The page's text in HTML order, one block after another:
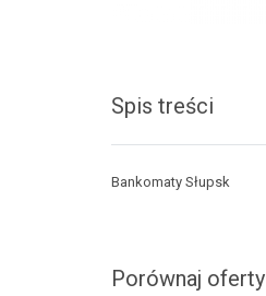
Spis treści
Bankomaty Słupsk
Porównaj oferty